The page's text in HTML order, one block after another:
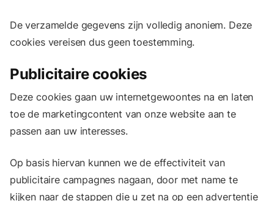
De verzamelde gegevens zijn volledig anoniem. Deze
cookies vereisen dus geen toestemming.
Publicitaire cookies
Deze cookies gaan uw internetgewoontes na en laten
toe de marketingcontent van onze website aan te
passen aan uw interesses.
Op basis hiervan kunnen we de effectiviteit van
publicitaire campagnes nagaan, door met name te
kijken naar de stappen die u zet na op een advertentie